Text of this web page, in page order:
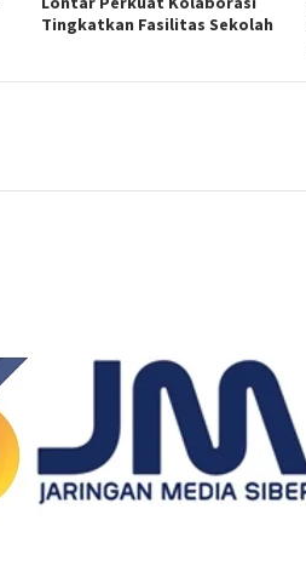
Tingkatkan Fasilitas Sekolah